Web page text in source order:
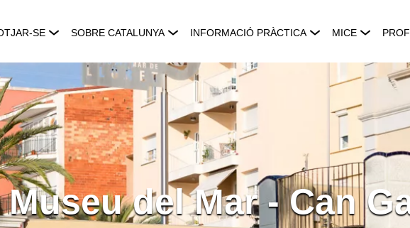
SE SOBRE CATALUNYA INFORMACIÓ PRÀCTICA MICE
Museu del Mar - Can